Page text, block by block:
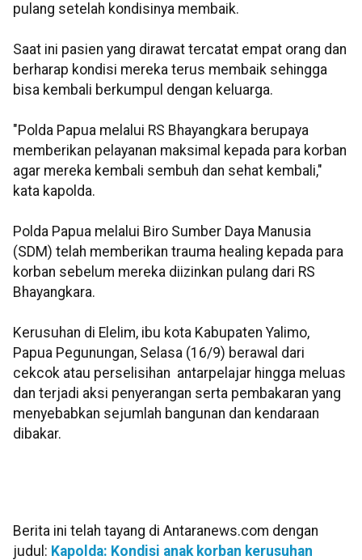
pulang setelah kondisinya membaik.
Saat ini pasien yang dirawat tercatat empat orang dan
berharap kondisi mereka terus membaik sehingga
bisa kembali berkumpul dengan keluarga.
"Polda Papua melalui RS Bhayangkara berupaya
memberikan pelayanan maksimal kepada para korban
agar mereka kembali sembuh dan sehat kembali,"
kata kapolda.
Polda Papua melalui Biro Sumber Daya Manusia
(SDM) telah memberikan trauma healing kepada para
korban sebelum mereka diizinkan pulang dari RS
Bhayangkara.
Kerusuhan di Elelim, ibu kota Kabupaten Yalimo,
Papua Pegunungan, Selasa (16/9) berawal dari
cekcok atau perselisihan antarpelajar hingga meluas
dan terjadi aksi penyerangan serta pembakaran yang
menyebabkan sejumlah bangunan dan kendaraan
dibakar.
Berita ini telah tayang di Antaranews.com dengan
judul: Kapolda: Kondisi anak korban kerusuhan